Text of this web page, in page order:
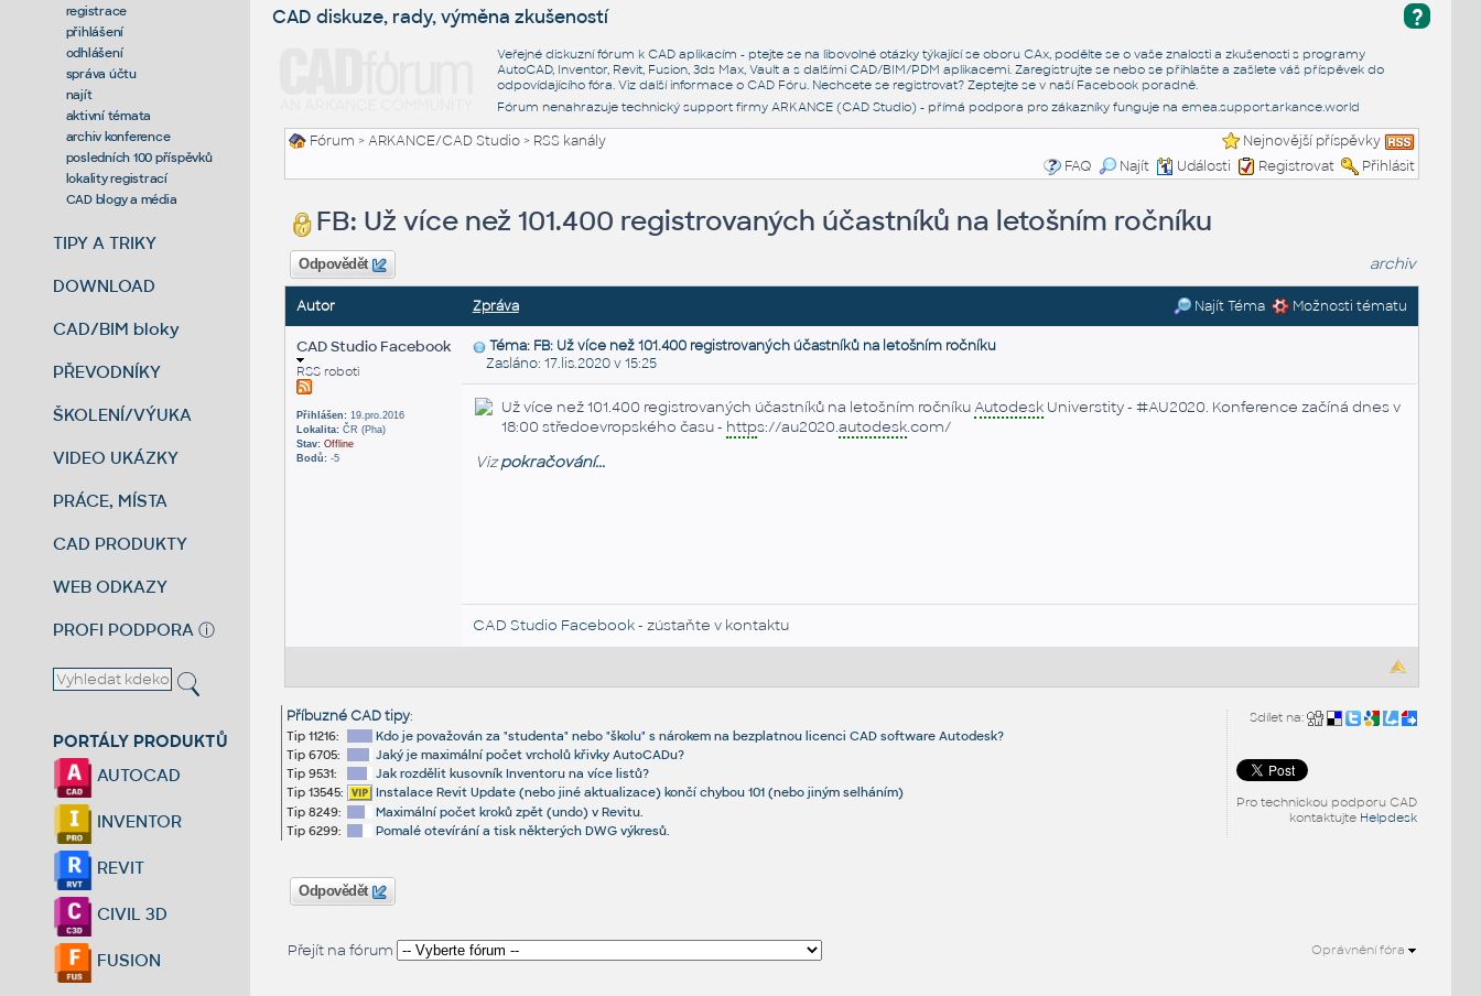
registrace
přihlášení
odhlášení
správa účtu
najít
aktivní témata
archiv konference
posledních 100 příspěvků
lokality registrací
CAD blogy a média
TIPY A TRIKY
DOWNLOAD
CAD/BIM bloky
PŘEVODNÍKY
ŠKOLENÍ/VÝUKA
VIDEO UKÁZKY
PRÁCE, MÍSTA
CAD PRODUKTY
WEB ODKAZY
PROFI PODPORA ⓘ
PORTÁLY PRODUKTŮ
AUTOCAD
INVENTOR
REVIT
CIVIL 3D
FUSION
?
CAD diskuze, rady, výměna zkušeností
Veřejné diskuzní fórum k CAD aplikacím - ptejte se na libovolné otázky týkající se oboru CAx, podělte se o vaše znalosti a zkušenosti s programy
AutoCAD, Inventor, Revit, Fusion, 3ds Max, Vault a s dalšími CAD/BIM/PDM aplikacemi. Zaregistrujte se nebo se přihlašte a zašlete váš příspěvek do
odpovídajícího fóra. Viz další informace o CAD Fóru. Nechcete se registrovat? Zeptejte se v naší Facebook poradně.
Fórum nenahrazuje technický support firmy ARKANCE (CAD Studio) - přímá podpora pro zákazníky funguje na emea.support.arkance.world
Fórum >ARKANCE/CAD Studio> RSS kanály
Nejnovější příspěvky
FAQ
Najít Události Registrovat Přihlásit
FB: Už více než 101.400 registrovaných účastníků na letošním ročníku
Odpovědět archiv
Autor Zpráva Najít Téma Možnosti tématu
CAD Studio Facebook
RSS roboti
Přihlášen:19.pro.2016
Lokalita:ČR (Pha)
Stav: Offline
Bodů:-5
Téma: FB: Už více než 101.400 registrovaných účastníků na letošním ročníku
Zasláno: 17.lis.2020 v 15:25
Už více než 101.400 registrovaných účastníků na letošním ročníkuAutodeskUniverstity - #AU2020. Konference začíná dnes v
18:00 středoevropského času - https://au2020.autodesk.com/
Vizpokračování...
CAD Studio Facebook- zústaňte v kontaktu
Sdílet na:
Pro technickou podporu CAD
kontaktujte Helpdesk
Příbuzné CAD tipy:
Tip 11216:
Kdo je považován za "studenta" nebo "školu" s nárokem na bezplatnou licenci CAD software Autodesk?
Tip 6705:
Jaký je maximální počet vrcholů křivky AutoCADu?
Tip 9531:
Jak rozdělit kusovník Inventoru na více listů?
Tip 13545:
Instalace Revit Update (nebo jiné aktualizace) končí chybou 101 (nebo jiným selháním)
Tip 8249:
Maximální počet kroků zpět (undo) v Revitu.
Tip 6299:
Pomalé otevírání a tisk některých DWG výkresů.
Odpovědět
Přejít na fórum Oprávnění fóra